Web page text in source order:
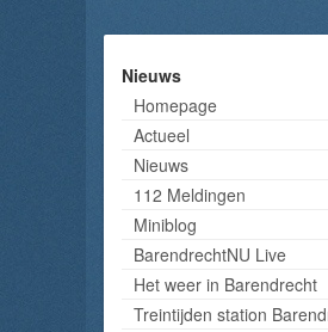
Nieuws
Homepage
Actueel
Nieuws
112 Meldingen
Miniblog
BarendrechtNU Live
Het weer in Barendrecht
Treintijden station